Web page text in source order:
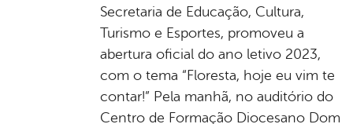
Secretaria de Educação, Cultura,
Turismo e Esportes, promoveu a
abertura oficial do ano letivo 2023,
com o tema “Floresta, hoje eu vim te
contar!” Pela manhã, no auditório do
Centro de Formação Diocesano Dom